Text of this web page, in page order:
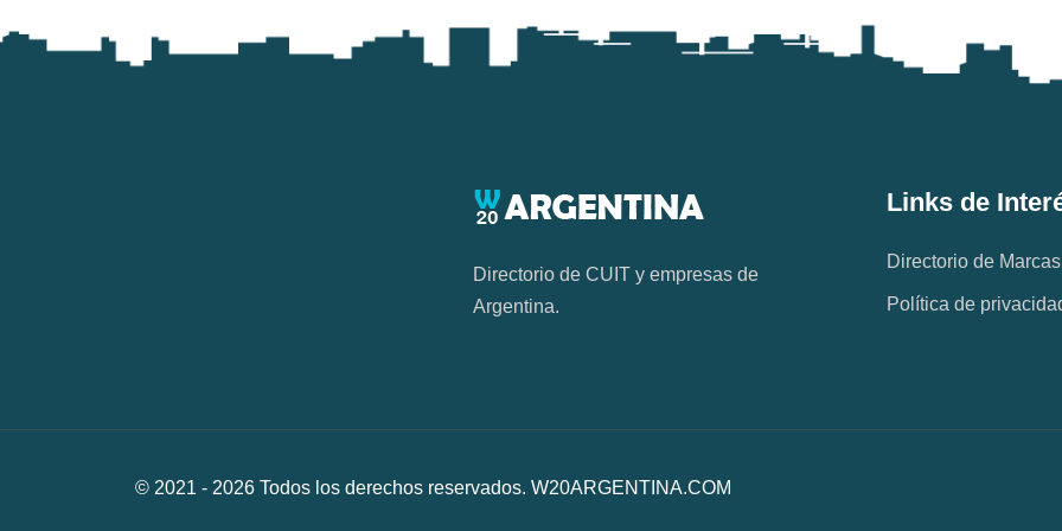
Directorio de CUIT y empresas de
Argentina.
Links de
Directorio de Marcas
Política de
© 2021 - 2026 Todos los derechos reservados. W20ARGENTINA.COM